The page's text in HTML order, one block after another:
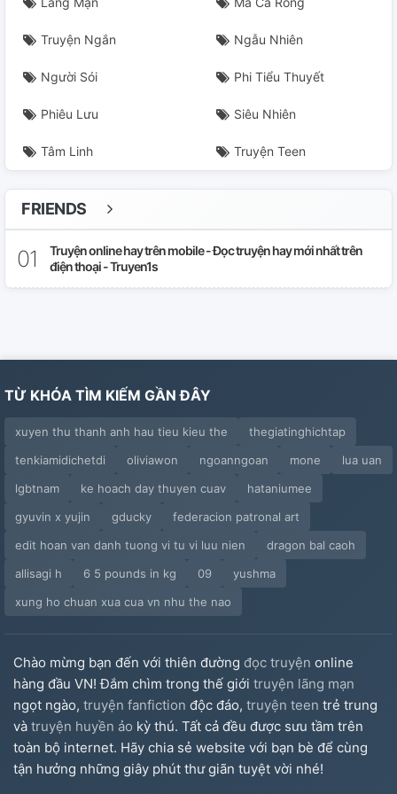
Truyện Ngắn Ngẫu Nhiên
Người Sói Phi Tiểu Thuyết
Phiêu Lưu Siêu Nhiên
Tâm Linh Truyện Teen
FRIENDS
Truyện online hay trên mobile - Đọc truyện hay mới nhất trên
điện thoại - Truyen1s
TỪ KHÓA TÌM KIẾM GẦN ĐÂY
xuyen thu thanh anh hau tieu kieu the
thegiatinghichtap
tenkiamidichetdi
oliviawon ngoanngoan mone
lua uan
lgbtnam
ke hoach day thuyen cuav
hataniumee
gyuvin x yujin
gducky
federacion patronal art
edit hoan van danh tuong vi tu vi luu nien
dragon bal caoh
allisagi h
6 5 pounds in kg 09
yushma
xung ho chuan xua cua vn nhu the nao
Chào mừng bạn đến với thiên đường đọc truyện online
hàng đầu VN! Đắm chìm trong thế giới truyện lãng mạn
ngọt ngào, truyện fanfiction độc đáo, truyện teen trẻ trung
và truyện huyền ảo kỳ thú. Tất cả đều được sưu tầm trên
toàn bộ internet. Hãy chia sẻ website với bạn bè để cùng
tận hưởng những giây phút thư giãn tuyệt vời nhé!